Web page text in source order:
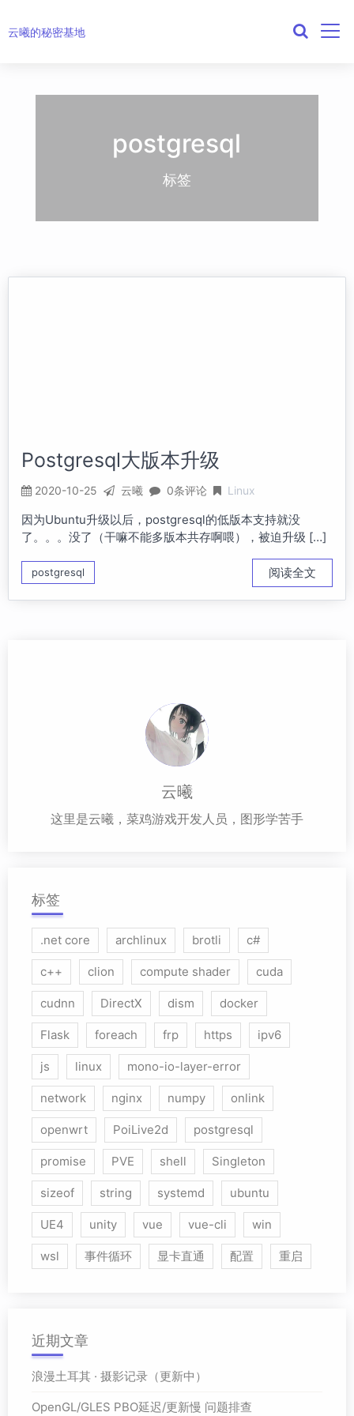
云曦的秘密基地
postgresql
标签
Postgresql大版本升级
2020-10-25 云曦 0条评论 Linux
因为Ubuntu升级以后，postgresql的低版本支持就没
了。。。没了（干嘛不能多版本共存啊喂），被迫升级 […]
postgresql 阅读全文
云曦
这里是云曦，菜鸡游戏开发人员，图形学苦手
标签
.net core archlinux brotli c#
c++ clion compute shader cuda
cudnn DirectX dism docker
Flask foreach frp https ipv6
js linux mono-io-layer-error
network nginx numpy onlink
openwrt PoiLive2d postgresql
promise PVE shell Singleton
sizeof string systemd ubuntu
UE4 unity vue vue-cli win
wsl 事件循环 显卡直通 配置 重启
近期文章
浪漫土耳其 · 摄影记录（更新中）
OpenGL/GLES PBO延迟/更新慢 问题排查